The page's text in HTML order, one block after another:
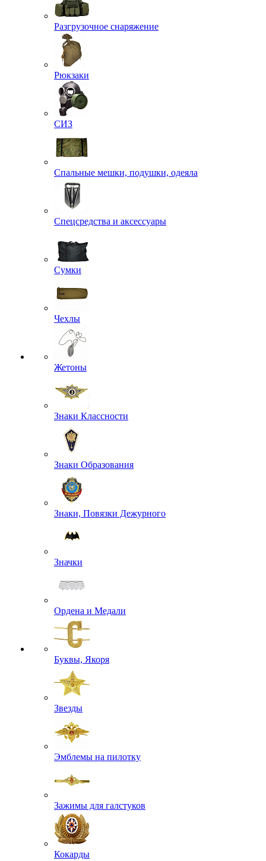
Разгрузочное снаряжение
Рюкзаки
СИЗ
Спальные мешки, подушки, одеяла
Спецсредства и аксессуары
Сумки
Чехлы
Жетоны
Знаки Классности
Знаки Образования
Знаки, Повязки Дежурного
Значки
Ордена и Медали
Буквы, Якоря
Звезды
Эмблемы на пилотку
Зажимы для галстуков
Кокарды